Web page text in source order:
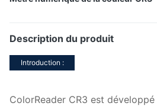
Description du produit
Introduction :
ColorReader CR3 est